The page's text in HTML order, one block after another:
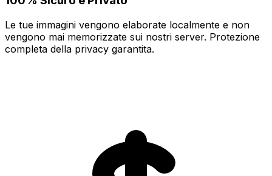
Le tue immagini vengono elaborate localmente e non
vengono mai memorizzate sui nostri server. Protezione
completa della privacy garantita.